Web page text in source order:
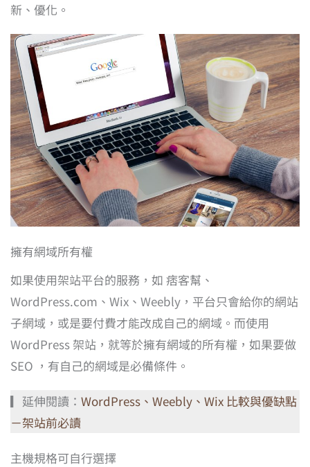
新、優化。
擁有網域所有權
如果使用架站平台的服務，如 痞客幫、
WordPress.com、Wix、Weebly，平台只會給你的網站
子網域，或是要付費才能改成自己的網域。而使用
WordPress 架站，就等於擁有網域的所有權，如果要做
SEO ，有自己的網域是必備條件。
▎延伸閱讀： WordPress、Weebly、Wix 比較與優缺點
－架站前必讀
主機規格可自行選擇